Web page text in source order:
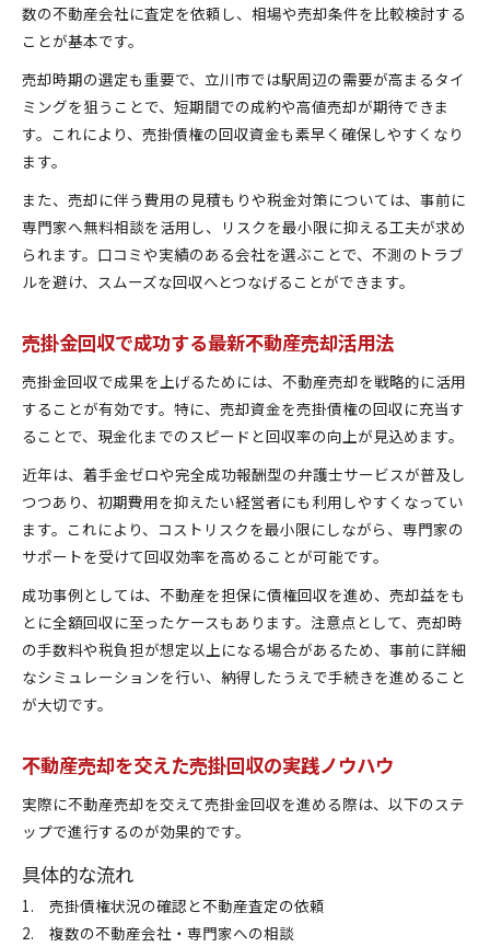
数の不動産会社に査定を依頼し、相場や売却条件を比較検討する
ことが基本です。
売却時期の選定も重要で、立川市では駅周辺の需要が高まるタイ
ミングを狙うことで、短期間での成約や高値売却が期待できま
す。これにより、売掛債権の回収資金も素早く確保しやすくなり
ます。
また、売却に伴う費用の見積もりや税金対策については、事前に
専門家へ無料相談を活用し、リスクを最小限に抑える工夫が求め
られます。口コミや実績のある会社を選ぶことで、不測のトラブ
ルを避け、スムーズな回収へとつなげることができます。
売掛金回収で成功する最新不動産売却活用法
売掛金回収で成果を上げるためには、不動産売却を戦略的に活用
することが有効です。特に、売却資金を売掛債権の回収に充当す
ることで、現金化までのスピードと回収率の向上が見込めます。
近年は、着手金ゼロや完全成功報酬型の弁護士サービスが普及し
つつあり、初期費用を抑えたい経営者にも利用しやすくなってい
ます。これにより、コストリスクを最小限にしながら、専門家の
サポートを受けて回収効率を高めることが可能です。
成功事例としては、不動産を担保に債権回収を進め、売却益をも
とに全額回収に至ったケースもあります。注意点として、売却時
の手数料や税負担が想定以上になる場合があるため、事前に詳細
なシミュレーションを行い、納得したうえで手続きを進めること
が大切です。
不動産売却を交えた売掛回収の実践ノウハウ
実際に不動産売却を交えて売掛金回収を進める際は、以下のステ
ップで進行するのが効果的です。
具体的な流れ
売掛債権状況の確認と不動産査定の依頼
複数の不動産会社・専門家への相談